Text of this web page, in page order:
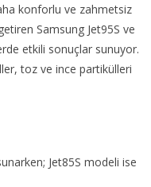
konforlu ve zahmetsiz
Samsung Jet95S ve
etkili sonuçlar sunuyor.
toz ve ince partikülleri
Jet85S modeli ise